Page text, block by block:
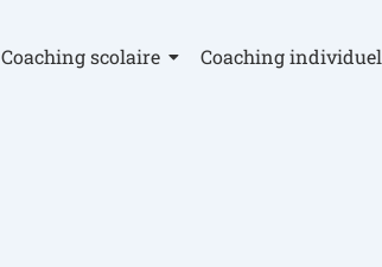
Coaching scolaire Coaching individuel